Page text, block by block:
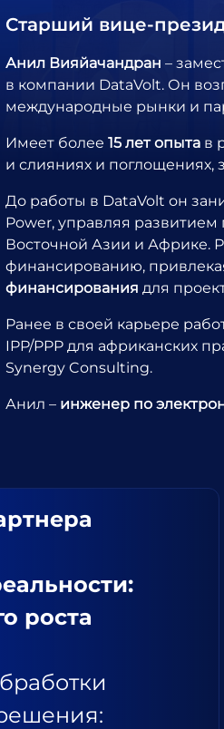
Старший вице-
Анил Вияйачандран –
в компании DataVolt. Он
международные рынки и
Имеет более 15 лет опыта в
и слияниях и поглощениях,
До работы в DataVolt он
Power, управляя
Восточной Азии и Африке.
финансированию,
финансирования для
Ранее в своей карьере
IPP/PPP для африканских
Synergy Consulting.
Анил – инженер по
роста